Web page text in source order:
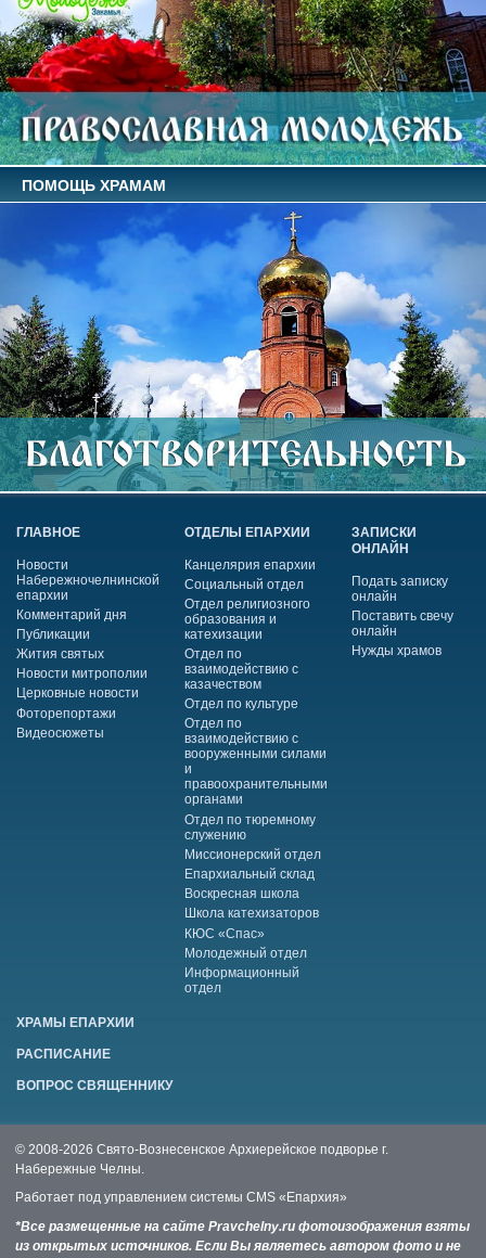
ПОМОЩЬ ХРАМАМ
ГЛАВНОЕ
Новости
Набережночелнинской
епархии
Комментарий дня
Публикации
Жития святых
Новости митрополии
Церковные новости
Фоторепортажи
Видеосюжеты
ОТДЕЛЫ ЕПАРХИИ
Канцелярия епархии
Социальный отдел
Отдел религиозного
образования и
катехизации
Отдел по
взаимодействию с
казачеством
Отдел по культуре
Отдел по
взаимодействию с
вооруженными силами
и
правоохранительными
органами
Отдел по тюремному
служению
Миссионерский отдел
Епархиальный склад
Воскресная школа
Школа катехизаторов
КЮС «Спас»
Молодежный отдел
Информационный
отдел
ЗАПИСКИ
ОНЛАЙН
Подать записку
онлайн
Поставить свечу
онлайн
Нужды храмов
ХРАМЫ ЕПАРХИИ
РАСПИСАНИЕ
ВОПРОС СВЯЩЕННИКУ
© 2008-2026 Свято-Вознесенское Архиерейское подворье г.
Набережные Челны.
Работает под управлением системы CMS «Епархия»
*Все размещенные на сайте Pravchelny.ru фотоизображения взяты
из открытых источников. Если Вы являетесь автором фото и не